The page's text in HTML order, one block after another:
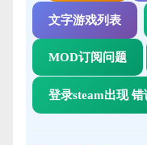
文字游戏列表
MOD订阅问题
登录steam出现 错